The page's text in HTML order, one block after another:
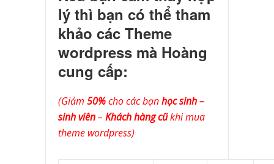
lý thì bạn có thể tham
khảo các Theme
wordpress mà Hoàng
cung cấp:
(Giảm 50%cho các bạnhọc sinh –
sinh viên– Khách hàng cũkhi mua
theme wordpress)